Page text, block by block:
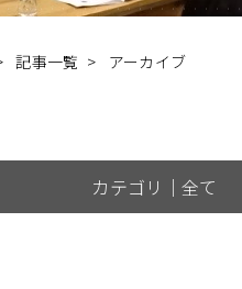
記事一覧 > アーカイブ
カテゴリ｜全て